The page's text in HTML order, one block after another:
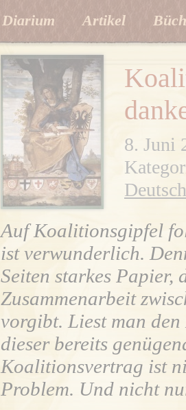
Diarium Artikel
8. Juni
Auf Koalitionsgipfel
ist verwunderlich.
Seiten starkes Papier,
Zusammenarbeit
vorgibt. Liest man
dieser bereits
Koalitionsvertrag ist
Problem. Und nicht